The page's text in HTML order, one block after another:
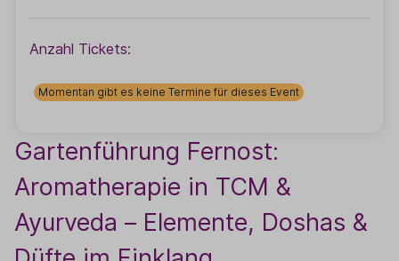
Gartenführung Fernost:
Aromatherapie in TCM &
Ayurveda – Elemente, Doshas &
Anzahl Tickets:
Momentan gibt es keine Termine für dieses Event